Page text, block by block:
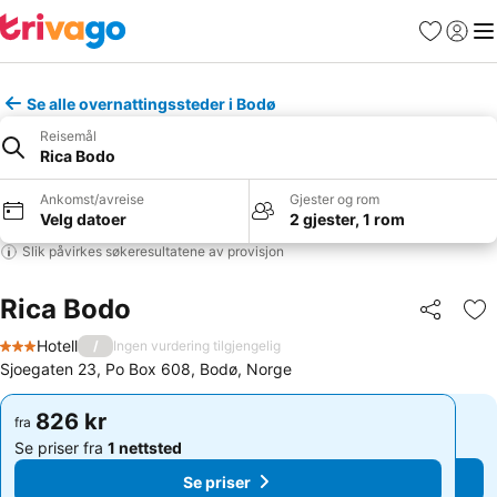
Favoritter
Logg
Se alle overnattingssteder i Bodø
Reisemål
Rica Bodo
Ankomst/avreise
Velg datoer
Gjester og rom
2 gjester, 1 rom
Slik påvirkes søkeresultatene av provisjon
Rica Bodo Del
3 Stjerner
Hotell / Ingen vurdering tilgjengelig
Sjoegaten 23, Po Box 608, Bodø, Norge
fra 826 kr
Se priser fra 1 nettsted
Se priser
fra 826 kr
Se priser fra 1 nettsted
Se priser